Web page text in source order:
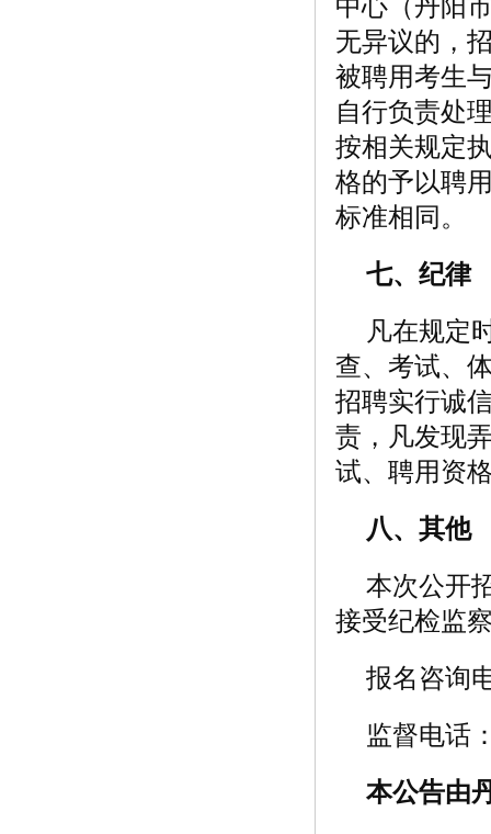
中心（丹阳
无异议的，
被聘用考生
自行负责处
按相关规定
格的予以聘
标准相同。
七、纪律
凡在规定
查、考试、
招聘实行诚
责，凡发现
试、聘用资
八、其他
本次公开
接受纪检监
报名咨询
监督电话
本公告由